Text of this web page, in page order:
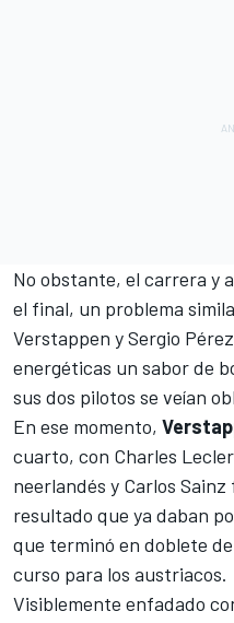
No obstante, el carrera y
el final, un problema
Verstappen ySergio Pérez
energéticas un sabor de
sus dos pilotos se veían
En ese momento,
cuarto, con Charles
neerlandés y Carlos Sainz
resultado que ya daban
que terminó en doblete
curso para los austriacos.
Visiblemente enfadado